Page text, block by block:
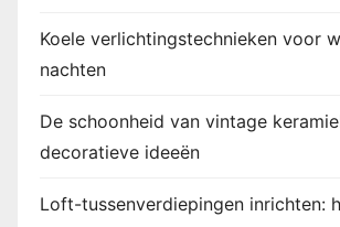
Koele verlichtingstechnieken voor
nachten
De schoonheid van vintage
decoratieve ideeën
Loft-tussenverdiepingen inrichten: